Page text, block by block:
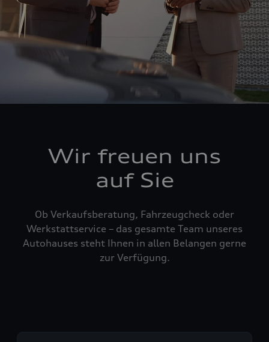
Wir freuen uns
auf Sie
Ob Verkaufsberatung, Fahrzeugcheck oder
Werkstattservice – das gesamte Team unseres
Autohauses steht Ihnen in allen Belangen gerne
zur Verfügung.